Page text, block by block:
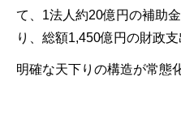
て、1法人約20億円の補助
り、総額1,450億円の財政
明確な天下りの構造が常態